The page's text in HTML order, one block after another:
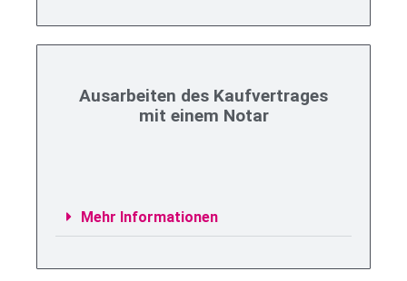
Ausarbeiten des Kaufvertrages
mit einem Notar
Mehr Informationen